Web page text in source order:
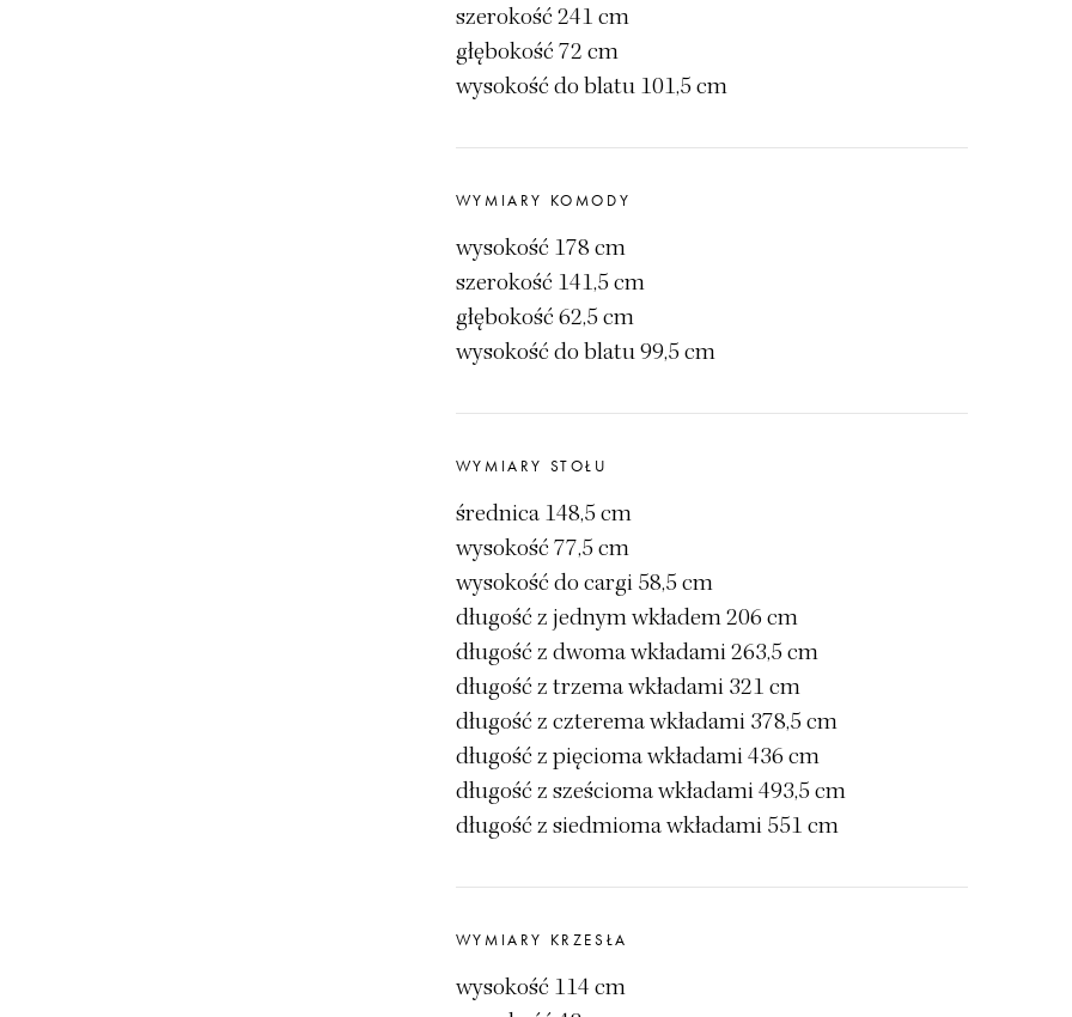
szerokość 241 cm
głębokość 72 cm
wysokość do blatu 101,5 cm
WYMIARY KOMODY
wysokość 178 cm
szerokość 141,5 cm
głębokość 62,5 cm
wysokość do blatu 99,5 cm
WYMIARY STOŁU
średnica 148,5 cm
wysokość 77,5 cm
wysokość do cargi 58,5 cm
długość z jednym wkładem 206 cm
długość z dwoma wkładami 263,5 cm
długość z trzema wkładami 321 cm
długość z czterema wkładami 378,5 cm
długość z pięcioma wkładami 436 cm
długość z sześcioma wkładami 493,5 cm
długość z siedmioma wkładami 551 cm
WYMIARY KRZESŁA
wysokość 114 cm